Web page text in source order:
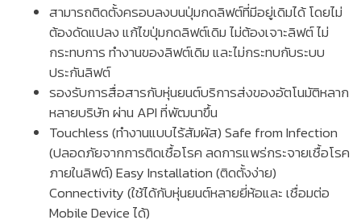
สามารถติดตั้งครอบลงบนปุ่มกดลิฟต์ที่มีอยู่เดิมได้ โดยไม่
ต้องดัดแปลง แก้ไขปุ่มกดลิฟต์เดิม ไม่ต้องเจาะลิฟต์ ไม่
กระทบการ ทำงานของลิฟต์เดิม และไม่กระทบกับระบบ
ประกันลิฟต์
รองรับการสื่อสารกับหุ่นยนต์บริการส่งของอัตโนมัติหลาก
หลายบริษัท ผ่าน API ที่พัฒนาขึ้น
Touchless (ทำงานแบบไร้สัมผัส) Safe from Infection
(ปลอดภัยจากการติดเชื้อโรค ลดการแพร่กระจายเชื้อโรค
ภายในลิฟต์) Easy Installation (ติดตั้งง่าย)
Connectivity (ใช้ได้กับหุ่นยนต์หลายยี่ห้อและ เชื่อมต่อ
Mobile Device ได้)